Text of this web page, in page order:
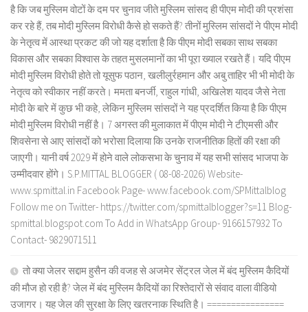
है कि जब मुस्लिम वोटों के दम पर चुनाव जीते मुस्लिम सांसद ही पीएम मोदी की प्रशंसा
कर रहे हैं, तब मोदी मुस्लिम विरोधी कैसे हो सकते हैं? तीनों मुस्लिम सांसदों ने पीएम मोदी
के नेतृत्व में आस्था प्रकट की जो यह दर्शाता है कि पीएम मोदी सबका साथ सबका
विकास और सबका विश्वास के तहत मुसलमानों का भी पूरा ख्याल रखते हैं। यदि पीएम
मोदी मुस्लिम विरोधी होते तो यूसुफ पठान, खलीलुर्रहमान और अबु ताहिर भी भी मोदी के
नेतृत्व को स्वीकार नहीं करते। ममता बनर्जी, राहुल गांधी, अखिलेश यादव जैसे नेता
मोदी के बारे में कुछ भी कहे, लेकिन मुस्लिम सांसदों ने यह प्रदर्शित किया है कि पीएम
मोदी मुस्लिम विरोधी नहीं है। 7 अगस्त की मुलाकात में पीएम मोदी ने टीएमसी और
शिवसेना से आए सांसदों को भरोसा दिलाया कि उनके राजनीतिक हितों की रक्षा की
जाएगी। यानी वर्ष 2029 में होने वाले लोकसभा के चुनाव में यह सभी सांसद भाजपा के
उम्मीदवार होंगे। S.P.MITTAL BLOGGER ( 08-08-2026) Website-
www.spmittal.in Facebook Page- www.facebook.com/SPMittalblog
Follow me on Twitter- https://twitter.com/spmittalblogger?s=11 Blog-
spmittal.blogspot.com To Add in WhatsApp Group- 9166157932 To
Contact- 9829071511
तो क्या जेलर सद्दाम हुसैन की वजह से अजमेर सेंट्रल जेल में बंद मुस्लिम कैदियों
की मौज हो रही है? जेल में बंद मुस्लिम कैदियों का रिश्तेदारों से संवाद वाला वीडियो
उजागर। यह जेल की सुरक्षा के लिए खतरनाक स्थिति है। ================